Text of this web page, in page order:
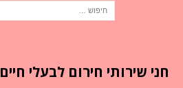
חני שירותי חירום לבעלי חיים